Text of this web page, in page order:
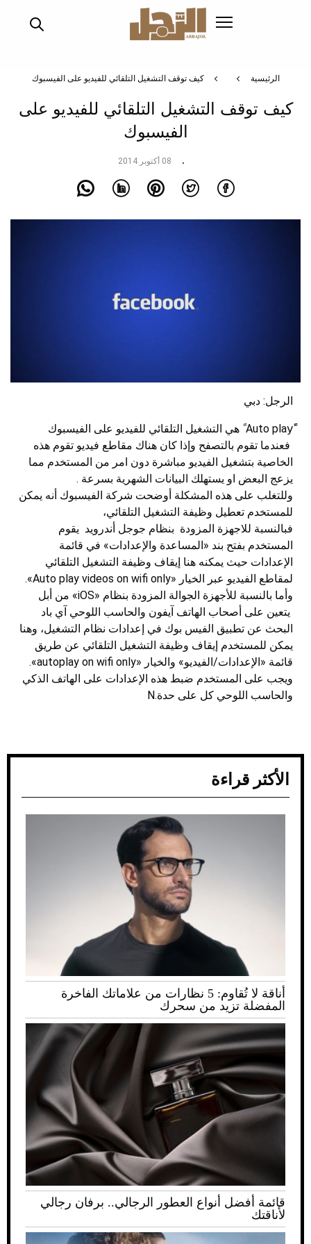
الرئيسية كيف توقف التشغيل التلقائي للفيديو على الفيسبوك
كيف توقف التشغيل التلقائي للفيديو على
الفيسبوك
08 أكتوبر 2014
الرجل: دبي
ًAuto playً ً هي التشغيل التلقائي للفيديو على الفيسبوك
فعندما تقوم بالتصفح وإذا كان هناك مقاطع فيديو تقوم هذه
الخاصية بتشغيل الفيديو مباشرة دون امر من المستخدم مما
يزعج البعض او يستهلك البيانات الشهرية بسرعة .
وللتغلب على هذه المشكلة أوضحت شركة الفيسبوك أنه يمكن
للمستخدم تعطيل وظيفة التشغيل التلقائي،
فبالنسبة للاجهزة المزودة بنظام جوجل أندرويد يقوم
المستخدم بفتح بند «المساعدة والإعدادات» في قائمة
الإعدادات حيث يمكنه هنا إيقاف وظيفة التشغيل التلقائي
لمقاطع الفيديو عبر الخيار «Auto play videos on wifi only».
وأما بالنسبة للأجهزة الجوالة المزودة بنظام «iOS» من أبل
يتعين على أصحاب الهاتف آيفون والحاسب اللوحي آي باد
البحث عن تطبيق الفيس بوك في إعدادات نظام التشغيل، وهنا
يمكن للمستخدم إيقاف وظيفة التشغيل التلقائي عن طريق
قائمة «الإعدادات/الفيديو» والخيار «autoplay on wifi only».
ويجب على المستخدم ضبط هذه الإعدادات على الهاتف الذكي
والحاسب اللوحي كل على حدة.N
الأكثر قراءة
أناقة لا تُقاوم: 5 نظارات من علاماتك الفاخرة
المفضلة تزيد من سحرك
قائمة أفضل أنواع العطور الرجالي.. برفان رجالي
لأناقتك